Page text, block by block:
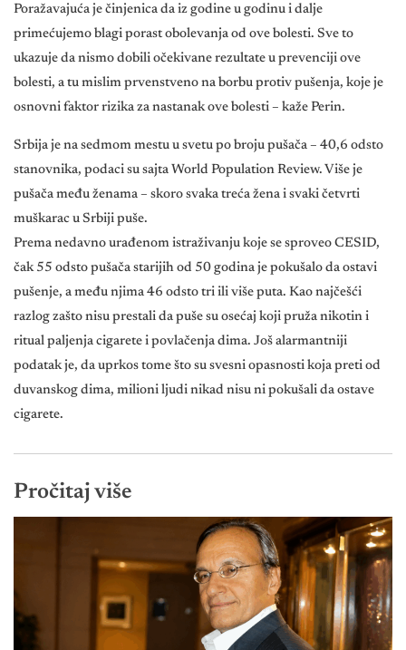
Poražavajuća je činjenica da iz godine u godinu i dalje
primećujemo blagi porast obolevanja od ove bolesti. Sve to
ukazuje da nismo dobili očekivane rezultate u prevenciji ove
bolesti, a tu mislim prvenstveno na borbu protiv pušenja, koje je
osnovni faktor rizika za nastanak ove bolesti – kaže Perin.
Srbija je na sedmom mestu u svetu po broju pušača – 40,6 odsto
stanovnika, podaci su sajta World Population Review. Više je
pušača među ženama – skoro svaka treća žena i svaki četvrti
muškarac u Srbiji puše.
Prema nedavno urađenom istraživanju koje se sproveo CESID,
čak 55 odsto pušača starijih od 50 godina je pokušalo da ostavi
pušenje, a među njima 46 odsto tri ili više puta. Kao najčešći
razlog zašto nisu prestali da puše su osećaj koji pruža nikotin i
ritual paljenja cigarete i povlačenja dima. Još alarmantniji
podatak je, da uprkos tome što su svesni opasnosti koja preti od
duvanskog dima, milioni ljudi nikad nisu ni pokušali da ostave
cigarete.
Pročitaj više